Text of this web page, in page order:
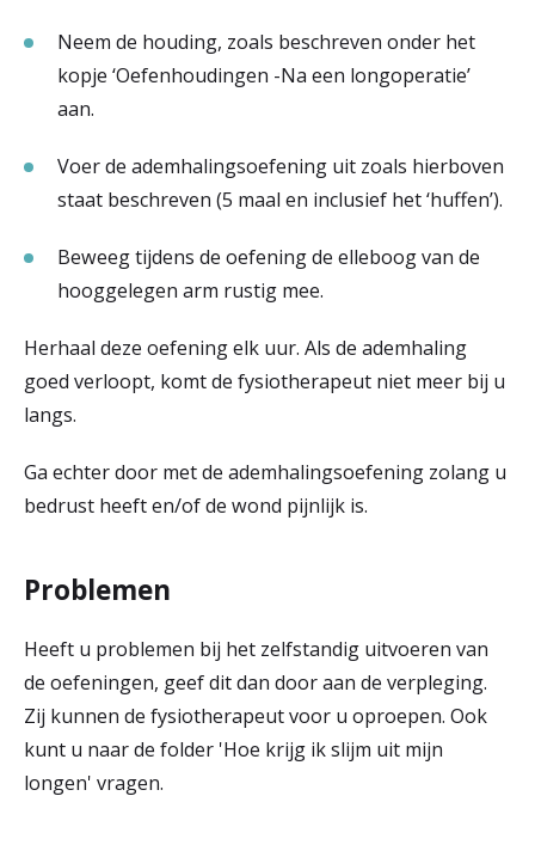
Neem de houding, zoals beschreven onder het
kopje ‘Oefenhoudingen -Na een longoperatie’
aan.
Voer de ademhalingsoefening uit zoals hierboven
staat beschreven (5 maal en inclusief het ‘huffen’).
Beweeg tijdens de oefening de elleboog van de
hooggelegen arm rustig mee.
Herhaal deze oefening elk uur. Als de ademhaling
goed verloopt, komt de fysiotherapeut niet meer bij u
langs.
Ga echter door met de ademhalingsoefening zolang u
bedrust heeft en/of de wond pijnlijk is.
Problemen
Heeft u problemen bij het zelfstandig uitvoeren van
de oefeningen, geef dit dan door aan de verpleging.
Zij kunnen de fysiotherapeut voor u oproepen. Ook
kunt u naar de folder 'Hoe krijg ik slijm uit mijn
longen' vragen.